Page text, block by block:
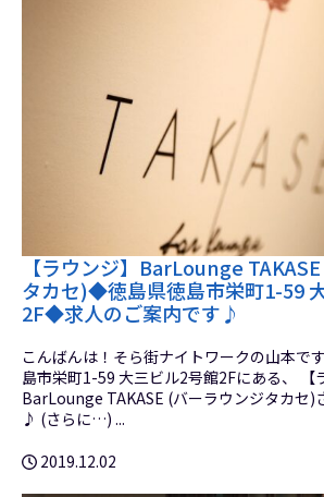
【ラウンジ】BarLounge
タカセ)◆徳島県徳島市栄町1-59
2F◆求人のご案内です♪
こんばんは！そら街ナイトワークの山本で
島市栄町1-59 大三ビル2号館2Fにある、 【
BarLounge TAKASE (バーラウンジタカセ)
♪ (さらに…) ...
2019.12.02